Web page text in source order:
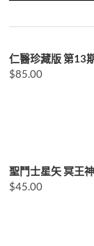
仁醫珍藏版 第13
$85.00
聖鬥士星矢 冥王
$45.00